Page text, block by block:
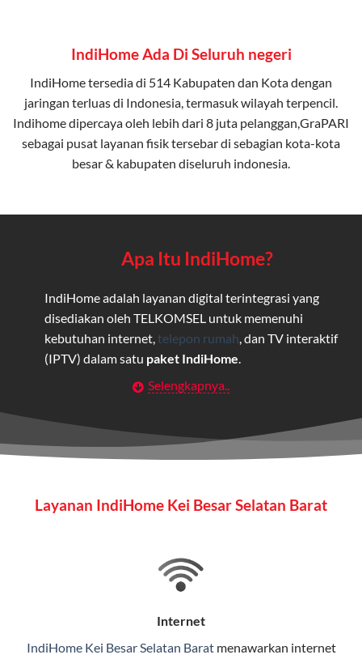
IndiHome Ada Di Seluruh negeri
IndiHome tersedia di 514 Kabupaten dan Kota dengan
jaringan terluas di Indonesia, termasuk wilayah terpencil.
Indihome dipercaya oleh lebih dari 8 juta pelanggan,GraPARI
sebagai pusat layanan fisik tersebar di sebagian kota-kota
besar & kabupaten diseluruh indonesia.
Apa Itu IndiHome?
IndiHome adalah layanan digital terintegrasi yang
disediakan oleh TELKOMSEL untuk memenuhi
kebutuhan internet, telepon rumah , dan TV interaktif
(IPTV) dalam satu paket IndiHome
Layanan Wifi Indihome ini dirancang untuk
maupun individu yang membutuhkan konektivitas dan
hiburan berkualitas tinggi.
pengguna rumah dan bisnis.
stabil, dan memiliki berbagai pilihan paket IndiHome
Selengkapnya..
Layanan IndiHome Kei Besar Selatan Barat
Internet
IndiHome Kei Besar Selatan Baratmenawarkan internet